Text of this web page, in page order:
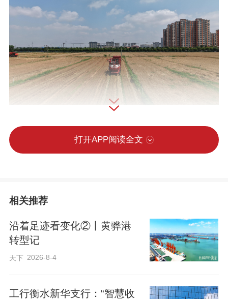
打开APP阅读全文
相关推荐
沿着足迹看变化②丨黄骅港
转型记
天下 2026-8-4
工行衡水新华支行：“智慧收